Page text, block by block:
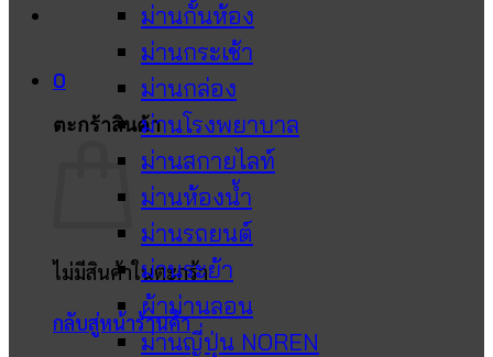
0
ตะกร้าสินค้า
ไม่มีสินค้าในตะกร้า
กลับสู่หน้าร้านค้า
ม่านกั้นห้อง
ม่านกระเช้า
ม่านกล่อง
ม่านโรงพยาบาล
ม่านสกายไลท์
ม่านห้องน้ำ
ม่านรถยนต์
ม่านระย้า
ผ้าม่านลอน
ม่านญี่ปุ่น NOREN